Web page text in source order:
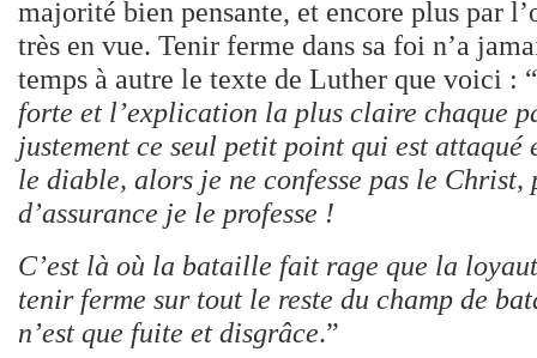
majorité bien pensante, et encore plus par
très en vue. Tenir ferme dans sa foi n’a
temps à autre le texte de Luther que voici : “
forte et l’explication la plus claire chaque
justement ce seul petit point qui est attaqué
le diable, alors je ne confesse pas le Christ,
d’assurance je le professe !
C’est là où la bataille fait rage que la
tenir ferme sur tout le reste du champ de
n’est que fuite et disgrâce.”